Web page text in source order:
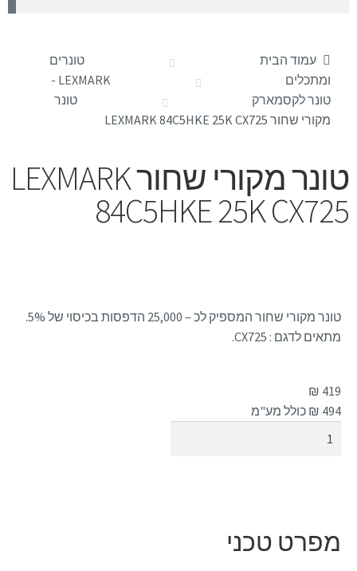
עמוד הבית
טונרים
ומתכלים
LEXMARK -
טונר לקסמארק
טונר
מקורי שחור LEXMARK 84C5HKE 25K CX725
טונר מקורי שחור LEXMARK
84C5HKE 25K CX725
טונר מקורי שחור המספיק לכ – 25,000 הדפסות בכיסוי של 5%.
מתאים לדגם : CX725.
419
₪
494 ₪ כולל מע"מ
מפרט טכני